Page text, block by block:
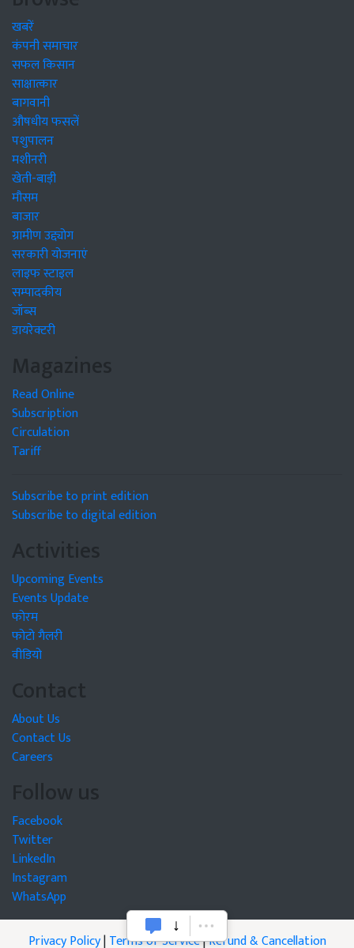
खबरें
कंपनी समाचार
सफल किसान
साक्षात्कार
बागवानी
औषधीय फसलें
पशुपालन
मशीनरी
खेती-बाड़ी
मौसम
बाजार
ग्रामीण उद्द्योग
सरकारी योजनाएं
लाइफ स्टाइल
सम्पादकीय
जॉब्स
डायरेक्टरी
Magazines
Read Online
Subscription
Circulation
Tariff
Subscribe to print edition
Subscribe to digital edition
Activities
Upcoming Events
Events Update
फोरम
फोटो गैलरी
वीडियो
Contact
About Us
Contact Us
Careers
Follow us
Facebook
Twitter
LinkedIn
Instagram
WhatsApp
Privacy Policy|Terms of Service|Refund & Cancellation